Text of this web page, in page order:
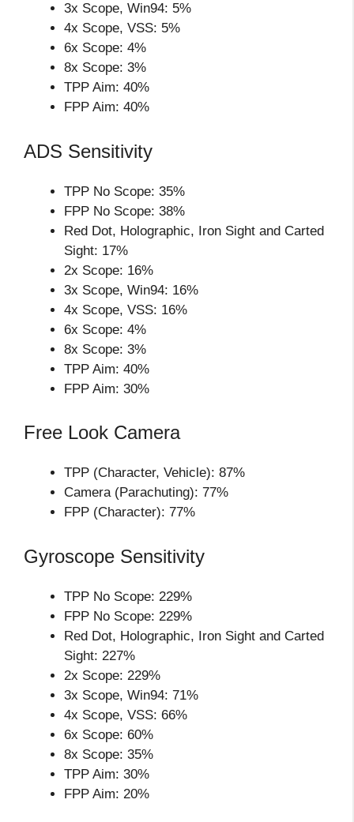
3x Scope, Win94: 5%
4x Scope, VSS: 5%
6x Scope: 4%
8x Scope: 3%
TPP Aim: 40%
FPP Aim: 40%
ADS Sensitivity
TPP No Scope: 35%
FPP No Scope: 38%
Red Dot, Holographic, Iron Sight and Carted
Sight: 17%
2x Scope: 16%
3x Scope, Win94: 16%
4x Scope, VSS: 16%
6x Scope: 4%
8x Scope: 3%
TPP Aim: 40%
FPP Aim: 30%
Free Look Camera
TPP (Character, Vehicle): 87%
Camera (Parachuting): 77%
FPP (Character): 77%
Gyroscope Sensitivity
TPP No Scope: 229%
FPP No Scope: 229%
Red Dot, Holographic, Iron Sight and Carted
Sight: 227%
2x Scope: 229%
3x Scope, Win94: 71%
4x Scope, VSS: 66%
6x Scope: 60%
8x Scope: 35%
TPP Aim: 30%
FPP Aim: 20%